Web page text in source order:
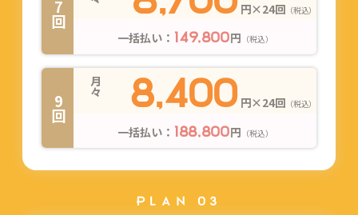
7回 円×24回 （税込）
一括払い： 149,800円 （税込）
9回
月々 8,400 円×24回 （税込）
一括払い： 188,800円 （税込）
PLAN 03